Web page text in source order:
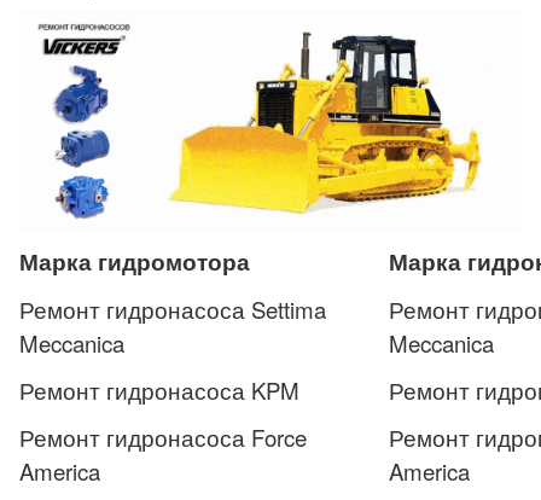
Марка гидромотора Марка
Ремонт гидронасоса Settima
Meccanica
Ремонт
Meccanica
Ремонт гидронасоса KPM
Ремонт
Ремонт гидронасоса Force
America
Ремонт
America